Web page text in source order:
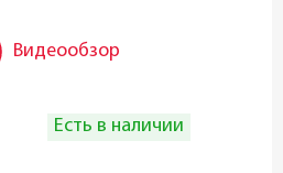
Видеообзор
Есть в наличии